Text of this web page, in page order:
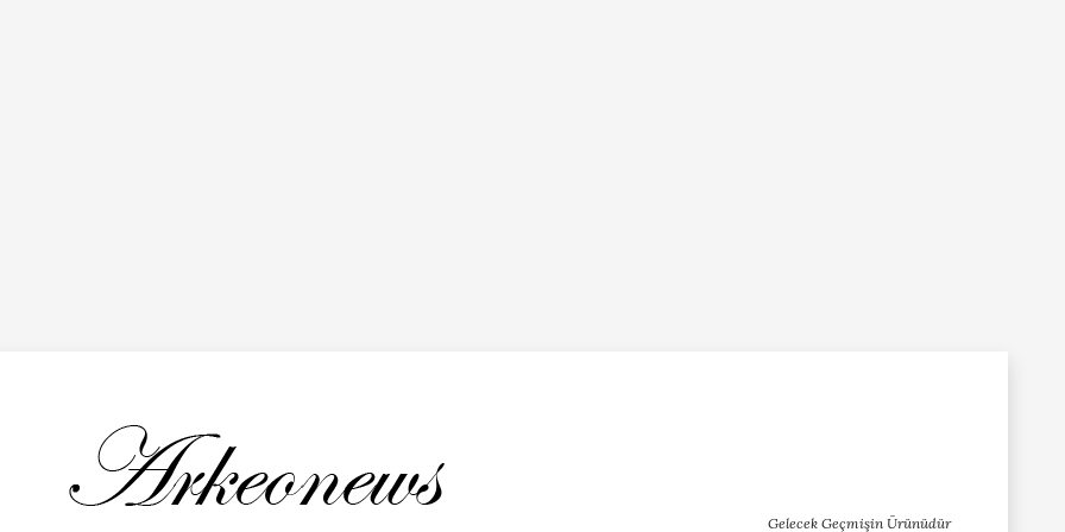
Gelecek Geçmişin Ürünüdür